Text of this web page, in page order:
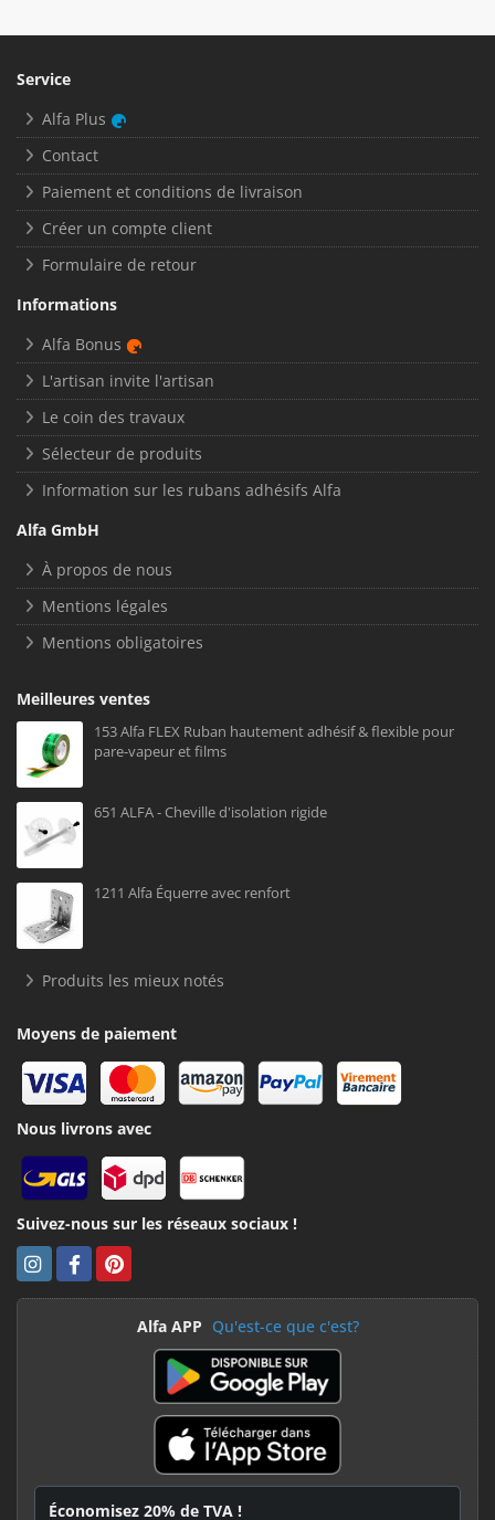
Service
Alfa Plus
Contact
Paiement et conditions de livraison
Créer un compte client
Formulaire de retour
Informations
Alfa Bonus
L'artisan invite l'artisan
Le coin des travaux
Sélecteur de produits
Information sur les rubans adhésifs Alfa
Alfa GmbH
À propos de nous
Mentions légales
Mentions obligatoires
Meilleures ventes
153 Alfa FLEX Ruban hautement adhésif & flexible pour
pare-vapeur et films
651 ALFA - Cheville d'isolation rigide
1211 Alfa Équerre avec renfort
Produits les mieux notés
Moyens de paiement
Nous livrons avec
Suivez-nous sur les réseaux sociaux !
Alfa APP Qu'est-ce que c'est?
Économisez 20% de TVA !